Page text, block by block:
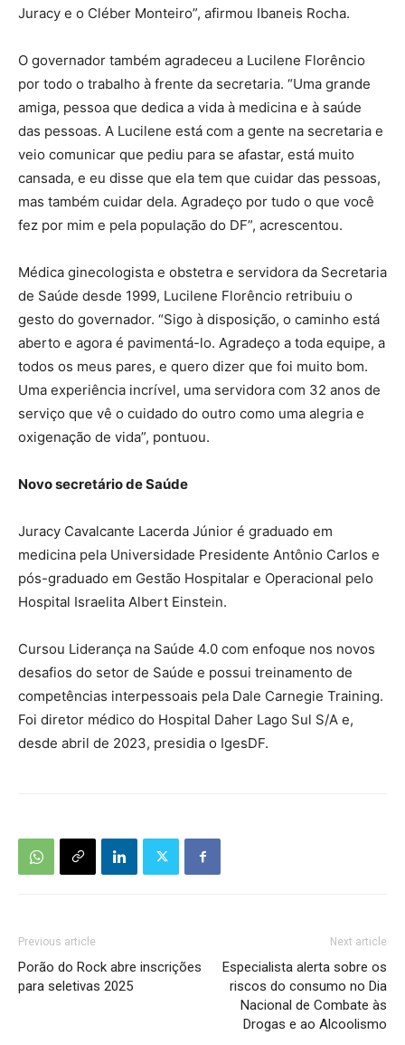
Juracy e o Cléber Monteiro”, afirmou Ibaneis Rocha.
O governador também agradeceu a Lucilene Florêncio
por todo o trabalho à frente da secretaria. “Uma grande
amiga, pessoa que dedica a vida à medicina e à saúde
das pessoas. A Lucilene está com a gente na secretaria e
veio comunicar que pediu para se afastar, está muito
cansada, e eu disse que ela tem que cuidar das pessoas,
mas também cuidar dela. Agradeço por tudo o que você
fez por mim e pela população do DF”, acrescentou.
Médica ginecologista e obstetra e servidora da Secretaria
de Saúde desde 1999, Lucilene Florêncio retribuiu o
gesto do governador. “Sigo à disposição, o caminho está
aberto e agora é pavimentá-lo. Agradeço a toda equipe, a
todos os meus pares, e quero dizer que foi muito bom.
Uma experiência incrível, uma servidora com 32 anos de
serviço que vê o cuidado do outro como uma alegria e
oxigenação de vida”, pontuou.
Novo secretário de Saúde
Juracy Cavalcante Lacerda Júnior é graduado em
medicina pela Universidade Presidente Antônio Carlos e
pós-graduado em Gestão Hospitalar e Operacional pelo
Hospital Israelita Albert Einstein.
Cursou Liderança na Saúde 4.0 com enfoque nos novos
desafios do setor de Saúde e possui treinamento de
competências interpessoais pela Dale Carnegie Training.
Foi diretor médico do Hospital Daher Lago Sul S/A e,
desde abril de 2023, presidia o IgesDF.
Previous article
Porão do Rock abre inscrições
para seletivas 2025
Next article
Especialista alerta sobre os
riscos do consumo no Dia
Nacional de Combate às
Drogas e ao Alcoolismo